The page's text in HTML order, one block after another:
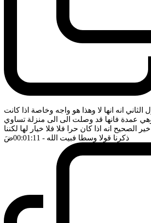
الثاني انه انها لا وهذا هو واجه وخاصة اذا كانت
عمدة فانها قد وصلت الى الى منزلة تساوي
الصحيح انه اذا كان حرا فلا فلا خيار لها لكننا
ذكرنا قولا وسطا فبيت الله - 00:01:11 ضَ